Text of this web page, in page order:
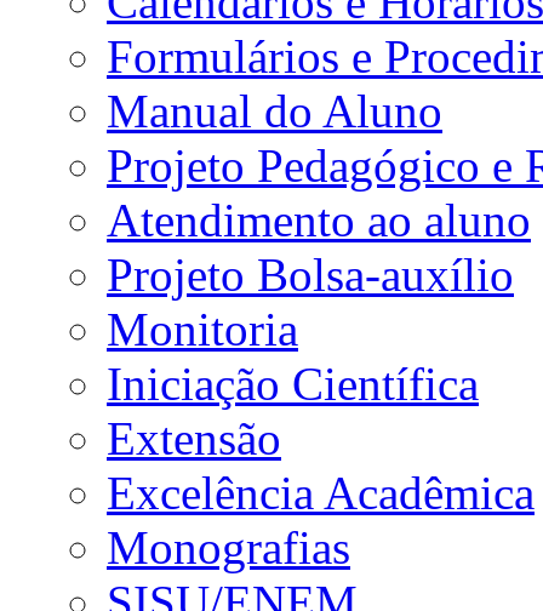
Formulários e
Manual do Aluno
Projeto Pedagógico e
Atendimento ao aluno
Projeto Bolsa-auxílio
Monitoria
Iniciação Científica
Extensão
Excelência Acadêmica
Monografias